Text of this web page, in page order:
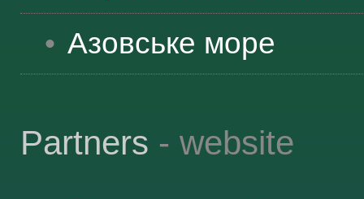
Азовське море
Partners - website